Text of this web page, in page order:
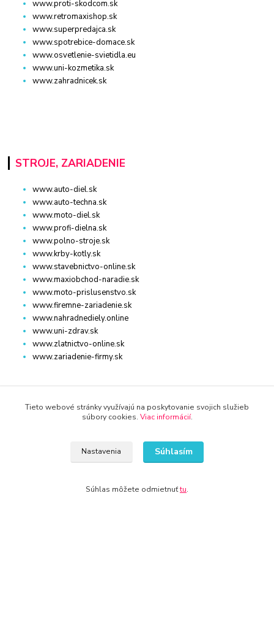
www.proti-skodcom.sk
www.retromaxishop.sk
www.superpredajca.sk
www.spotrebice-domace.sk
www.osvetlenie-svietidla.eu
www.uni-kozmetika.sk
www.zahradnicek.sk
STROJE, ZARIADENIE
www.auto-diel.sk
www.auto-techna.sk
www.moto-diel.sk
www.profi-dielna.sk
www.polno-stroje.sk
www.krby-kotly.sk
www.stavebnictvo-online.sk
www.maxiobchod-naradie.sk
www.moto-prislusenstvo.sk
www.firemne-zariadenie.sk
www.nahradnediely.online
www.uni-zdrav.sk
www.zlatnictvo-online.sk
www.zariadenie-firmy.sk
Kontakty
Tieto webové stránky využívajú na poskytovanie svojich služieb
súbory cookies. Viac informácií.
Nastavenia Súhlasím
Súhlas môžete odmietnuťtu.